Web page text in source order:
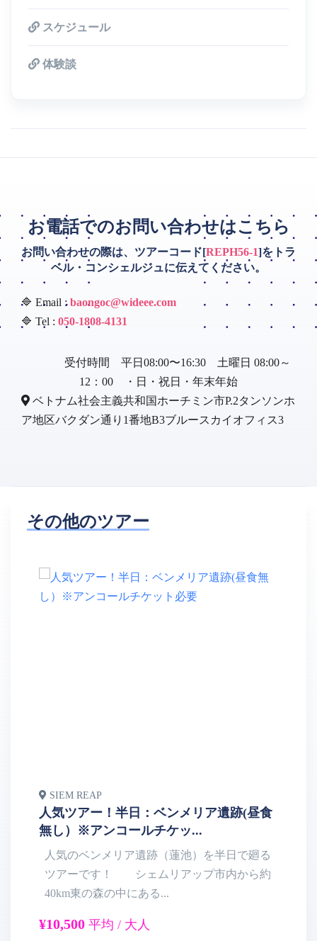
スケジュール
体験談
お電話でのお問い合わせはこちら
お問い合わせの際は、ツアーコード[REPH56-1]をトラ
ベル・コンシェルジュに伝えてください。
🔷 Email :baongoc@wideee.com
🔷 Tel : 050-1808-4131
受付時間 平日08:00〜16:30 土曜日 08:00～
12：00 ・日・祝日・年末年始
ベトナム社会主義共和国ホーチミン市P.2タンソンホ
ア地区バクダン通り1番地B3ブルースカイオフィス3
その他のツアー
SIEM REAP
人気ツアー！半日：ベンメリア遺跡(昼食
無し）※アンコールチケッ...
人気のベンメリア遺跡（蓮池）を半日で廻る
ツアーです！ シェムリアップ市内から約
40km東の森の中にある...
¥10,500 平均 / 大人